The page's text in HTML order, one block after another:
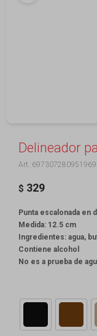
Delineador
$ 329
Punta escalonada en
Medida: 12.5 cm
Ingredientes: agua,
Contiene alcohol
No es a prueba de